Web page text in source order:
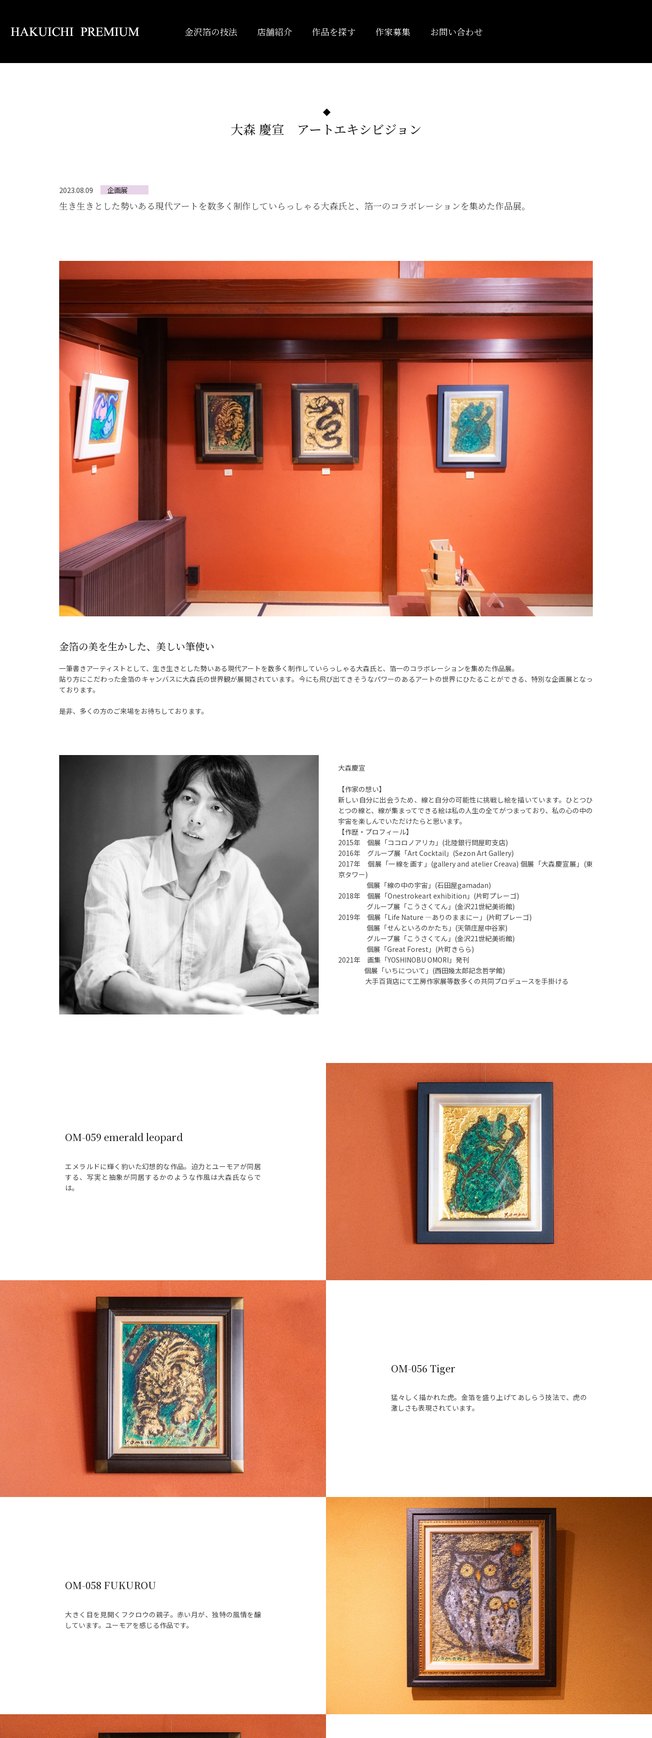
金沢箔の技法 店舗紹介 作品を探す 作家募集 お問い合わせ
大森 慶宣 アートエキシビジョン
2023.08.09 企画展
生き生きとした勢いある現代アートを数多く制作していらっしゃる大森氏と、箔一のコラボレーションを集めた作品展。
金箔の美を生かした、美しい筆使い
一筆書きアーティストとして、生き生きとした勢いある現代アートを数多く制作していらっしゃる大森氏と、箔一のコラボレーションを集めた作品展。
貼り方にこだわった金箔のキャンバスに大森氏の世界観が展開されています。今にも飛び出てきそうなパワーのあるアートの世界にひたることができる、特別な企画展となっ
ております。
是非、多くの方のご来場をお待ちしております。
大森慶宣
【作家の想い】
新しい自分に出会うため、線と自分の可能性に挑戦し絵を描いています。ひとつひ
とつの線と、線が集まってできる絵は私の人生の全てがつまっており、私の心の中の
宇宙を楽しんでいただけたらと思います。
【作歴・プロフィール】
2015年 個展「ココロノアリカ」(北陸銀行問屋町支店)
2016年 グループ展「Art Cocktail」(Sezon Art Gallery)
2017年 個展「一線を画す」(gallery and atelier Creava) 個展「大森慶宣展」(東
京タワー)
個展「線の中の宇宙」(石田屋gamadan)
2018年 個展「Onestrokeart exhibition」(片町プレーゴ)
グループ展「こうさくてん」(金沢21世紀美術館)
2019年 個展「Life Nature ―ありのままにー」(片町プレーゴ)
個展「せんといろのかたち」(天領庄屋中谷家)
グループ展「こうさくてん」(金沢21世紀美術館)
個展「Great Forest」(片町きらら)
2021年 画集「YOSHINOBU OMORI」発刊
個展「いちについて」(西田幾太郎記念哲学館)
大手百貨店にて工房作家展等数多くの共同プロデュースを手掛ける
OM-059 emerald leopard
エメラルドに輝く豹いた幻想的な作品。迫力とユーモアが同居
する、写実と抽象が同居するかのような作風は大森氏ならで
は。
OM-056 Tiger
猛々しく描かれた虎。金箔を盛り上げてあしらう技法で、虎の
激しさも表現されています。
OM-058 FUKUROU
大きく目を見開くフクロウの親子。赤い月が、独特の風情を醸
しています。ユーモアを感じる作品です。